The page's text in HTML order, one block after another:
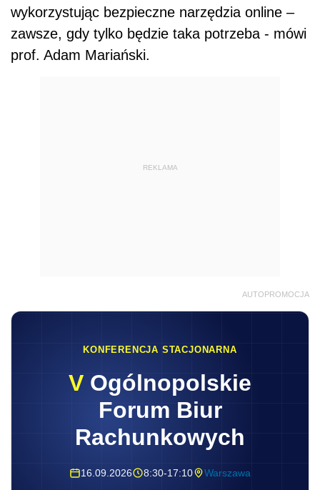
wykorzystując bezpieczne narzędzia online –
zawsze, gdy tylko będzie taka potrzeba - mówi
prof. Adam Mariański.
REKLAMA
AUTOPROMOCJA
KONFERENCJA STACJONARNA
V Ogólnopolskie
Forum Biur
Rachunkowych
16.09.2026 8:30-17:10 Warszawa